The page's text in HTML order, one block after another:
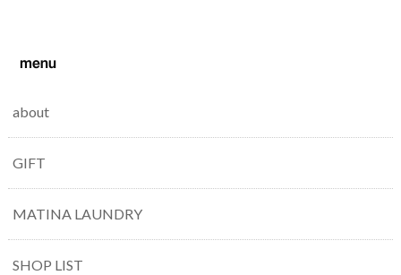
menu
about
GIFT
MATINA LAUNDRY
SHOP LIST